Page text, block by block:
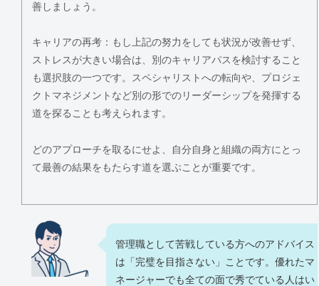
善しましょう。
キャリアの再考：もし上記の努力をしても状況が改善せず、
ストレスが大きい場合は、別のキャリアパスを検討すること
も選択肢の一つです。スペシャリストへの転向や、プロジェ
クトマネジメントなど別の形でのリーダーシップを発揮する
道を探ることも考えられます。
どのアプローチを取るにせよ、自分自身と組織の両方にとっ
て最善の結果をもたらす道を選ぶことが重要です。
管理職として苦戦している方へのアドバイス
は「完璧を目指さない」ことです。優れたマ
ネージャーでも全ての面で秀でている人はい